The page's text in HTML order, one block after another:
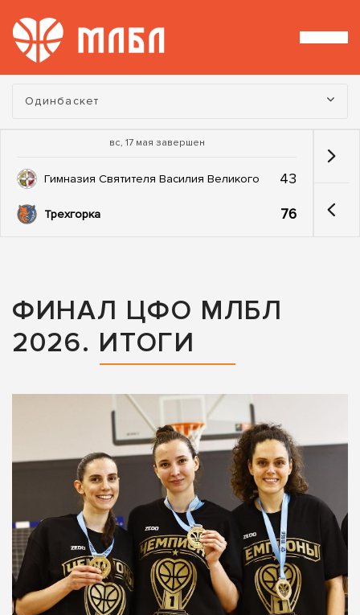
Турнир:
Одинбаскет
вс, 17 мая завершен
Гимназия Святителя Василия Великого 43
Трехгорка 76
ФИНАЛ ЦФО МЛБЛ
2026. ИТОГИ